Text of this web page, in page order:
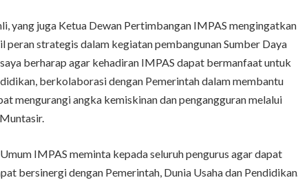
yang juga Ketua Dewan Pertimbangan IMPAS mengingatkan
strategis dalam kegiatan pembangunan Sumber Daya
berharap agar kehadiran IMPAS dapat bermanfaat untuk
berkolaborasi dengan Pemerintah dalam membantu
mengurangi angka kemiskinan dan pengangguran melalui
IMPAS meminta kepada seluruh pengurus agar dapat
bersinergi dengan Pemerintah, Dunia Usaha dan Pendidikan.